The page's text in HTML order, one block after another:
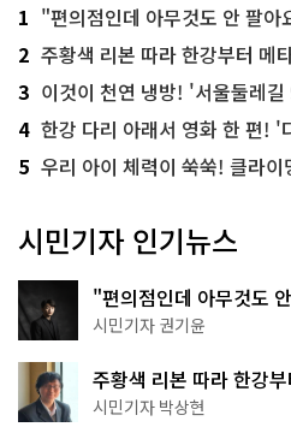
1 "편의점인데 아무것도 안 팔아요" 서
2 주황색 리본 따라 한강부터 메타세쿼
3 이것이 천연 냉방! '서울둘레
4 한강 다리 아래서 영화 한 편! '
5 우리 아이 체력이 쑥쑥! 클라이
시민기자 인기뉴스
"편의점인데 아무것도
한 편의점의 정체
시민기자 권기윤
주황색 리본 따라 한강
서울둘레길 15코스
시민기자 박상현